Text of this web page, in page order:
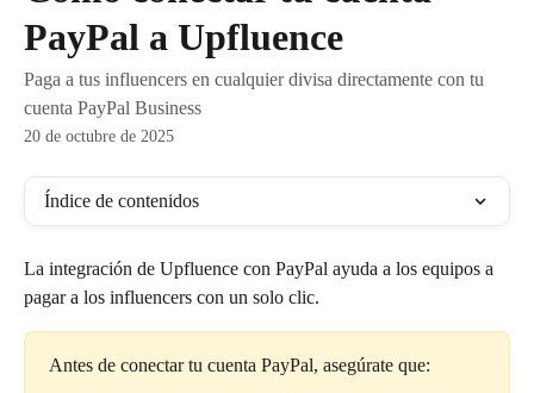
PayPal a Upfluence
Paga a tus influencers en cualquier divisa directamente con tu
cuenta PayPal Business
20 de octubre de 2025
Índice de contenidos
La integración de Upfluence con PayPal ayuda a los equipos a
pagar a los influencers con un solo clic.
Antes de conectar tu cuenta PayPal, asegúrate que: